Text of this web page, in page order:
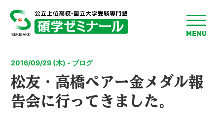
toggle
menu
2016/09/29 (木) - ブログ
松友・高橋ペアー金メダル報
告会に行ってきました。